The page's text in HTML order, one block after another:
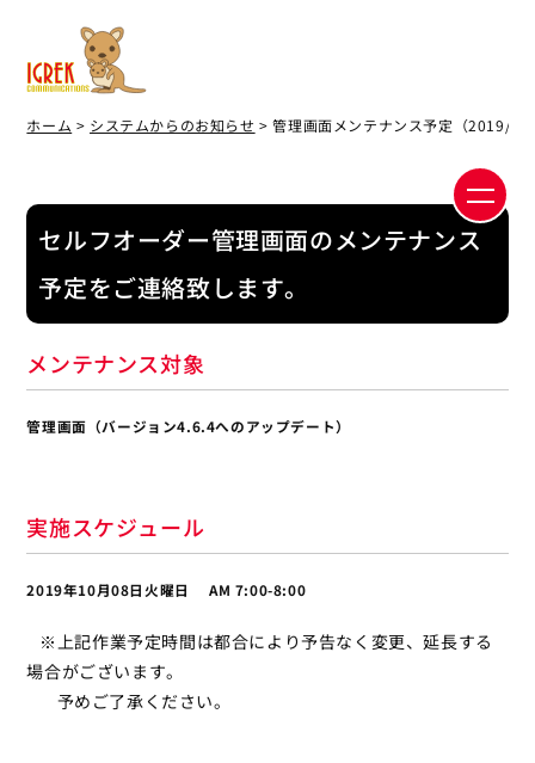
ホーム > システムからのお知らせ > 管理画面メンテナンス予定（2019/
セルフオーダー管理画面のメンテナンス
予定をご連絡致します。
メンテナンス対象
管理画面（バージョン4.6.4へのアップデート）
実施スケジュール
2019年10月08日火曜日 AM 7:00-8:00
※上記作業予定時間は都合により予告なく変更、延長する
場合がございます。
予めご了承ください。